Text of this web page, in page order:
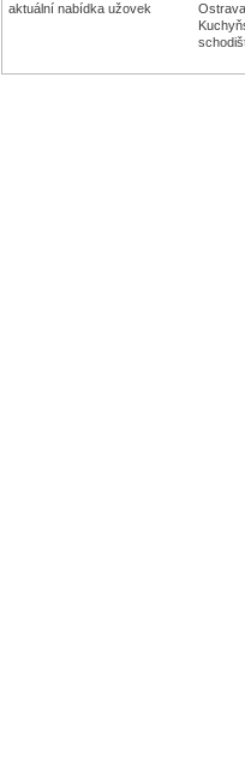
aktuální nabídka užovek
Ostrava